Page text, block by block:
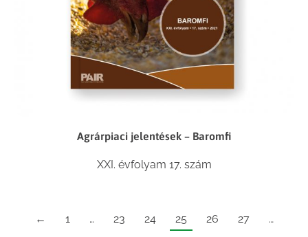
Agrárpiaci jelentések – Baromfi
XXI. évfolyam 17. szám
← 1 … 23 24 25 26 27
…